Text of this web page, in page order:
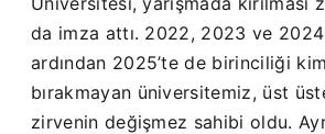
da imza attı. 2022, 2023 ve 2024
ardından 2025’te de birinciliği
bırakmayan üniversitemiz, üst
zirvenin değişmez sahibi oldu.